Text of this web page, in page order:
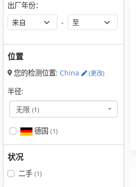
出厂年份：
-
位置
您的检测位置: China (更改)
半径:
无限 (1)
德国 (1)
状况
二手 (1)